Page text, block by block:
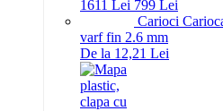
1611 Lei 799 Lei
Carioci
varf fin 2.6 mm
De la 12,21 Lei